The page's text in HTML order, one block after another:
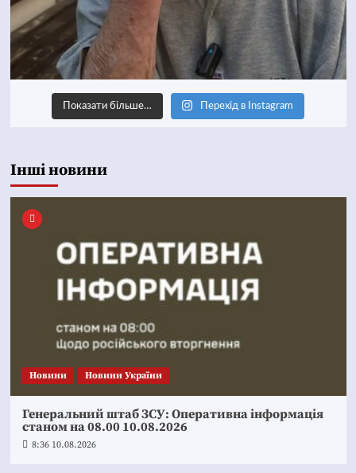
Показати більше… Перехід в Instagram
Інші новини
Новини Новини України
Генеральний штаб ЗСУ: Оперативна інформація
станом на 08.00 10.08.2026
8:36 10.08.2026